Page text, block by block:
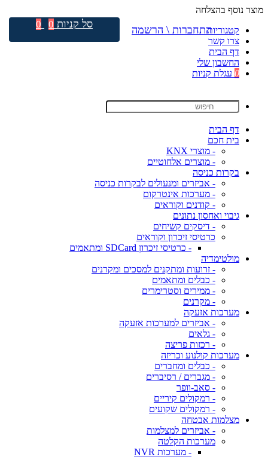
מוצר נוסף בהצלחה
קטגוריות
צרו קשר
דף הבית
החשבון שלי
0 עגלת קניות
דף הבית
בית חכם
- מוצרי KNX
- מוצרים אלחוטיים
בקרות כניסה
- אביזרים ומנעולים לבקרות כניסה
- מערכות אינטרקום
- קודנים וקוראים
גיבוי ואחסון נתונים
- דיסקים קשיחים
כרטיסי זיכרון וקוראים
- כרטיסי זיכרון SDCard ומתאמים
מולטימדיה
- זרועות ומתקנים למסכים ומקרנים
- כבלים ומתאמים
- ממירים וסטרימרים
- מקרנים
מערכות אזעקה
- אביזרים למערכות אזעקה
- גלאים
- רכזות פריצה
מערכות קולנוע וכריזה
- כבלים ומחברים
- מגברים / רסיברים
- סאב-וופר
- רמקולים קיריים
- רמקולים שקועים
מצלמות אבטחה
- אביזרים למצלמות
מערכות הקלטה
- מערכות NVR
התחברות \ הרשמה סל קניות 0
0